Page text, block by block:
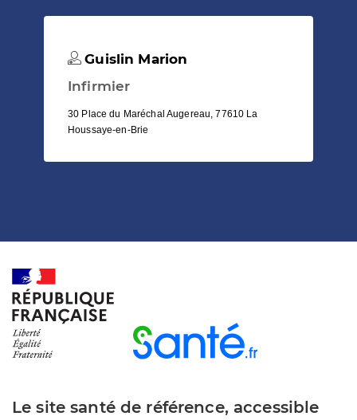
Guislin Marion
Infirmier
30 Place du Maréchal Augereau, 77610 La
Houssaye-en-Brie
Le site santé de référence, accessible